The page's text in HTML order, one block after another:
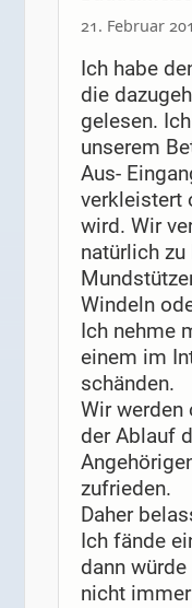
21. Februar
Ich habe
die
gelesen.
unserem
Aus-
verkleistert
wird. Wir
natürlich
Windeln
Ich nehme
einem im
schänden.
Wir
der Ablauf
zufrieden.
Daher
Ich fände
dann
nicht